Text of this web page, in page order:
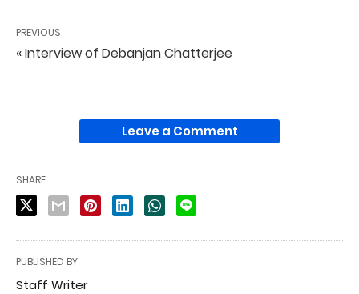
PREVIOUS
« Interview of Debanjan Chatterjee
Leave a Comment
SHARE
PUBLISHED BY
Staff Writer